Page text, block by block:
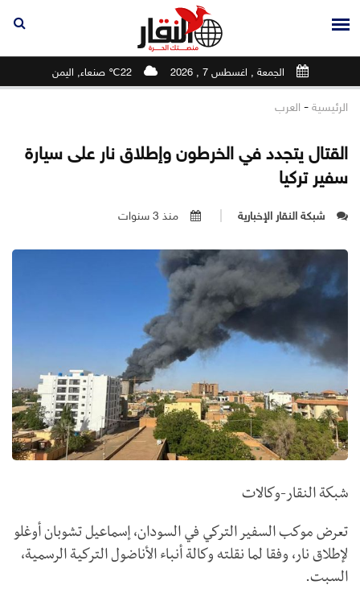
الجمعة , اغسطس 7 , 2026 22℃ صنعاء, اليمن
الرئيسية - العرب
القتال يتجدد في الخرطون وإطلاق نار على سيارة
سفير تركيا
شبكة النقار الإخبارية منذ 3 سنوات
شبكة النقار-وكالات
تعرض موكب السفير التركي في السودان، إسماعيل تشوبان أوغلو
لإطلاق نار، وفقا لما نقلته وكالة أنباء الأناضول التركية الرسمية،
السبت.